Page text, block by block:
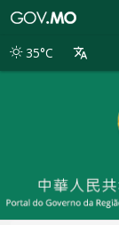
別
35°C